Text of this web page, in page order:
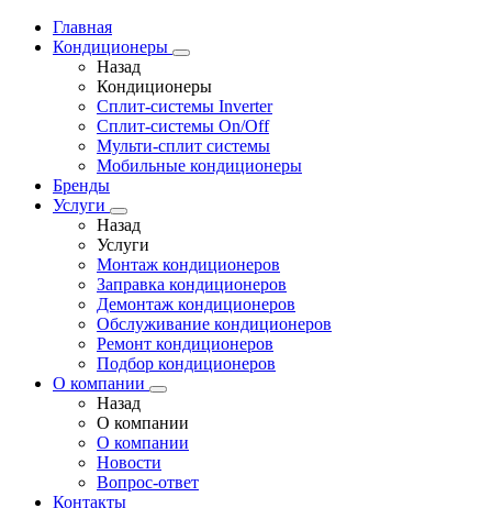
Главная
Кондиционеры
Назад
Кондиционеры
Сплит-системы Inverter
Сплит-системы On/Off
Мульти-сплит системы
Мобильные кондиционеры
Бренды
Услуги
Назад
Услуги
Монтаж кондиционеров
Заправка кондиционеров
Демонтаж кондиционеров
Обслуживание кондиционеров
Ремонт кондиционеров
Подбор кондиционеров
О компании
Назад
О компании
О компании
Новости
Вопрос-ответ
Контакты